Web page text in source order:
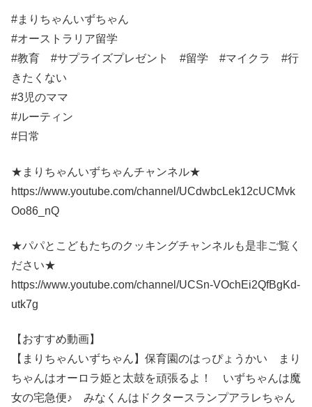
#まりちゃんいずちゃん
#オーストラリア留学
#教育 #サプライズプレゼント #留学 #マイクラ #行
きたくない
#3児のママ
#ルーティン
#日常
★まりちゃんいずちゃんチャンネル★
https://www.youtube.com/channel/UCdwbcLek12cUCMvk
Oo86_nQ
★パパとこどもたちのクッキングチャンネルも是非ご覧く
ださい★
https://www.youtube.com/channel/UCSn-VOchEi2QfBgKd-
utk7g
【おすすめ動画】
【まりちゃんいずちゃん】保育園のはっぴょうかい まり
ちゃんはオーロラ姫と太鼓を頑張るよ！ いずちゃんは魔
女の宅急便♪ みなくんはドクタースランプアラレちゃん